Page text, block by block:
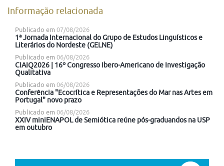
Informação relacionada
Publicado em 07/08/2026
1ª Jornada Internacional do Grupo de Estudos Linguísticos e
Literários do Nordeste (GELNE)
Publicado em 06/08/2026
CIAIQ2026 | 16º Congresso Ibero-Americano de Investigação
Qualitativa
Publicado em 06/08/2026
Conferência "Ecocrítica e Representações do Mar nas Artes em
Portugal" novo prazo
Publicado em 06/08/2026
XXIV miniENAPOL de Semiótica reúne pós-graduandos na USP
em outubro